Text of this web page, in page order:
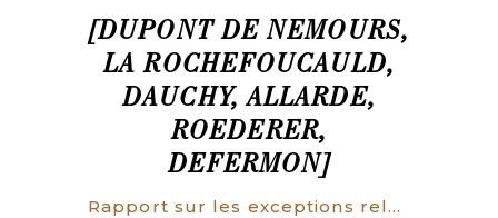
[DUPONT DE NEMOURS,
LA ROCHEFOUCAULD,
DAUCHY, ALLARDE,
ROEDERER,
DEFERMON]
Rapport sur les exceptions relatives à l’exécution du tarif des droits de traites, décrété par l’Assemblée nationale, présenté au nom du comité d’Agriculture et du Commerce.